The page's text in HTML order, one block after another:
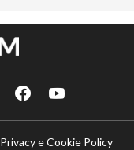
Privacy e Cookie Policy